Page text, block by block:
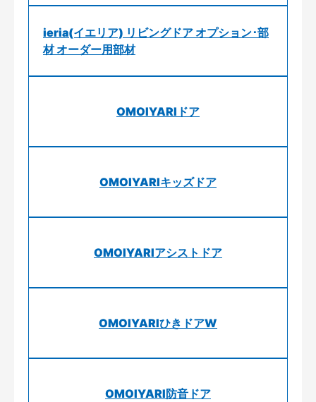
ieria(イエリア) リビングドア オプション･部
材 オーダー用部材
OMOIYARIドア
OMOIYARIキッズドア
OMOIYARIアシストドア
OMOIYARIひきドアW
OMOIYARI防音ドア